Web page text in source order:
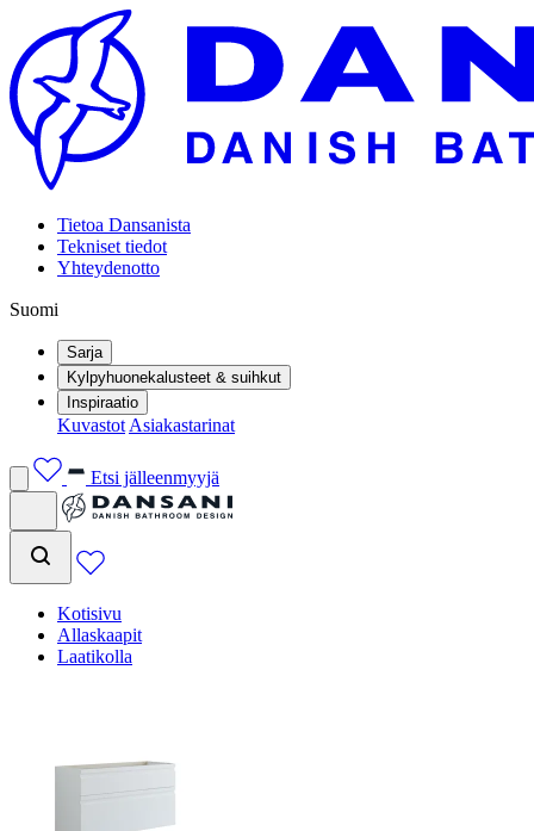
Tietoa Dansanista
Tekniset tiedot
Yhteydenotto
Suomi
Sarja
Kylpyhuonekalusteet & suihkut
Inspiraatio
Kuvastot Asiakastarinat
Etsi jälleenmyyjä
Kotisivu
Allaskaapit
Laatikolla